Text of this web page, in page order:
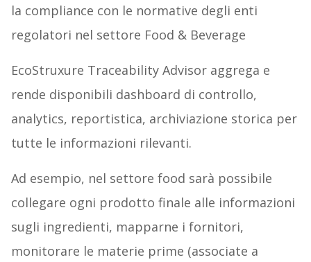
la compliance con le normative degli enti
regolatori nel settore Food & Beverage
EcoStruxure Traceability Advisor aggrega e
rende disponibili dashboard di controllo,
analytics, reportistica, archiviazione storica per
tutte le informazioni rilevanti.
Ad esempio, nel settore food sarà possibile
collegare ogni prodotto finale alle informazioni
sugli ingredienti, mapparne i fornitori,
monitorare le materie prime (associate a